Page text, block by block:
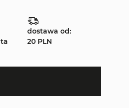
dostawa od:
20 PLN